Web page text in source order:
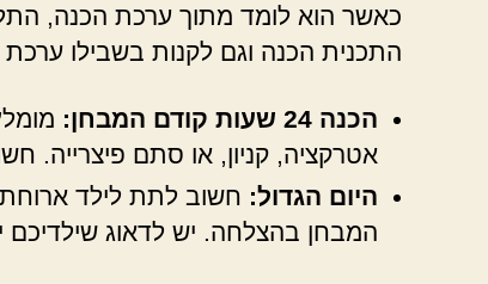
כאשר הוא לומד מתוך ערכת הכנה,
התכנית הכנה וגם לקנות בשבילו ערכת
הכנה 24 שעות קודם המבחן:
אטרקציה, קניון, או סתם פיצרייה.
היום הגדול: חשוב לתת לילד
המבחן בהצלחה. יש לדאוג שילדיכם